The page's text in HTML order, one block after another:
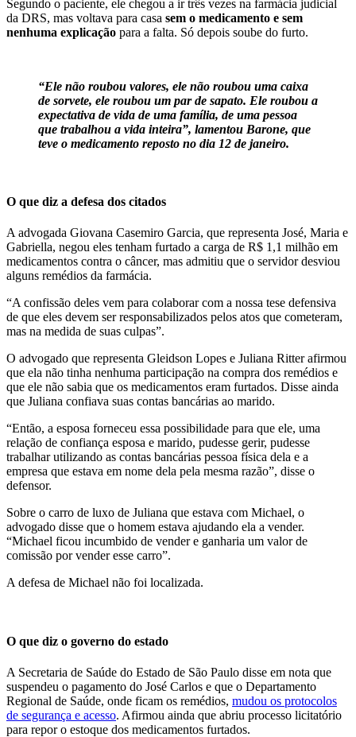
Segundo o paciente, ele chegou a ir três vezes na farmácia judicial
da DRS, mas voltava para casa sem o medicamento e sem
nenhuma explicação para a falta. Só depois soube do furto.
“Ele não roubou valores, ele não roubou uma caixa
de sorvete, ele roubou um par de sapato. Ele roubou a
expectativa de vida de uma família, de uma pessoa
que trabalhou a vida inteira”, lamentou Barone, que
teve o medicamento reposto no dia 12 de janeiro.
O que diz a defesa dos citados
A advogada Giovana Casemiro Garcia, que representa José, Maria e
Gabriella, negou eles tenham furtado a carga de R$ 1,1 milhão em
medicamentos contra o câncer, mas admitiu que o servidor desviou
alguns remédios da farmácia.
“A confissão deles vem para colaborar com a nossa tese defensiva
de que eles devem ser responsabilizados pelos atos que cometeram,
mas na medida de suas culpas”.
O advogado que representa Gleidson Lopes e Juliana Ritter afirmou
que ela não tinha nenhuma participação na compra dos remédios e
que ele não sabia que os medicamentos eram furtados. Disse ainda
que Juliana confiava suas contas bancárias ao marido.
“Então, a esposa forneceu essa possibilidade para que ele, uma
relação de confiança esposa e marido, pudesse gerir, pudesse
trabalhar utilizando as contas bancárias pessoa física dela e a
empresa que estava em nome dela pela mesma razão”, disse o
defensor.
Sobre o carro de luxo de Juliana que estava com Michael, o
advogado disse que o homem estava ajudando ela a vender.
“Michael ficou incumbido de vender e ganharia um valor de
comissão por vender esse carro”.
A defesa de Michael não foi localizada.
O que diz o governo do estado
A Secretaria de Saúde do Estado de São Paulo disse em nota que
suspendeu o pagamento do José Carlos e que o Departamento
Regional de Saúde, onde ficam os remédios, mudou os protocolos
de segurança e acesso. Afirmou ainda que abriu processo licitatório
para repor o estoque dos medicamentos furtados.